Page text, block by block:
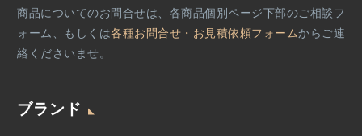
商品についてのお問合せは、各商品個別ページ下部のご相談フ
ォーム、もしくは各種お問合せ・お見積依頼フォームからご連
絡くださいませ。
ブランド